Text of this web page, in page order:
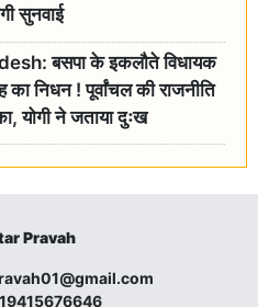
सुनवाई
बसपा के इकलौते विधायक
निधन ! पूर्वांचल की राजनीति
योगी ने जताया दुःख
Pravah